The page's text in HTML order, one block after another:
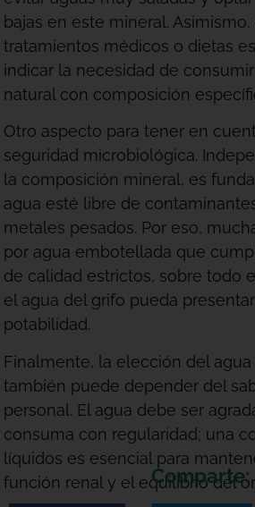
bajas en este mineral.
tratamientos médicos o dietas
indicar la necesidad de
natural con composición
Otro aspecto para tener en
seguridad microbiológica.
la composición mineral, es
agua esté libre de
metales pesados. Por eso,
por agua embotellada que
de calidad estrictos, sobre todo
el agua del grifo pueda
potabilidad.
Finalmente, la elección del
también puede depender del
personal. El agua debe ser
consuma con regularidad; una
líquidos es esencial para
función renal y el equilibrio del
Comparte: